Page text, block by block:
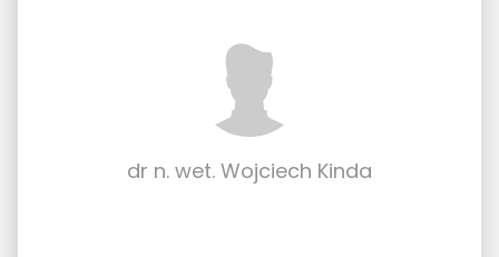
dr n. wet. Wojciech Kinda